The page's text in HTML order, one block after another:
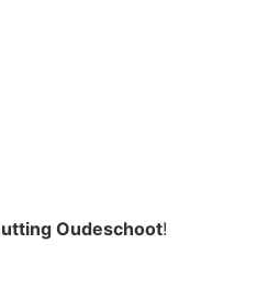
Oudeschoot!